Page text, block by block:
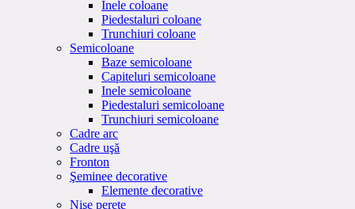
Inele coloane
Piedestaluri coloane
Trunchiuri coloane
Semicoloane
Baze semicoloane
Capiteluri semicoloane
Inele semicoloane
Piedestaluri semicoloane
Trunchiuri semicoloane
Cadre arc
Cadre uşă
Fronton
Şeminee decorative
Elemente decorative
Nişe perete